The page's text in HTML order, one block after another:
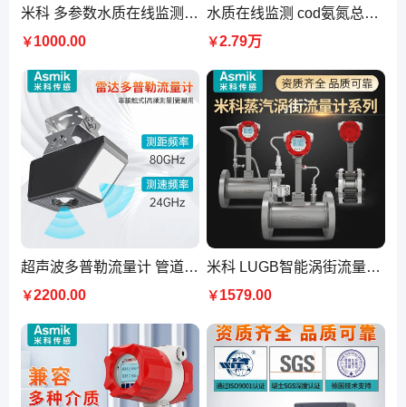
米科 多参数水质在线监测仪 浊度溶解氧电导率PH余氯 水质分析仪
￥1000.00
水质在线监测 cod氨氮总磷总氮重金属 多参数检测设备环保 分析仪
￥2.79万
超声波多普勒流量计 管道用非接触式智能液体流量传感器 非满管 米科
￥2200.00
米科 LUGB智能涡街流量计压缩空气蒸汽氮气体供热管道导热油计量表
￥1579.00